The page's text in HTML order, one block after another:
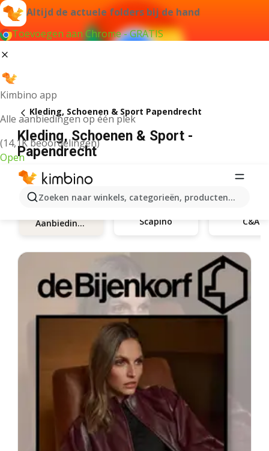
Altijd de actuele folders bij de hand
Toevoegen aan Chrome - GRATIS
Kimbino app
Alle aanbiedingen op één plek
(14,1K beoordelingen)
Open
Zoeken naar winkels, categorieën, producten...
Kleding, Schoenen & Sport Papendrecht
Kleding, Schoenen & Sport -
Papendrecht
Aanbiedingen Scapino C&A